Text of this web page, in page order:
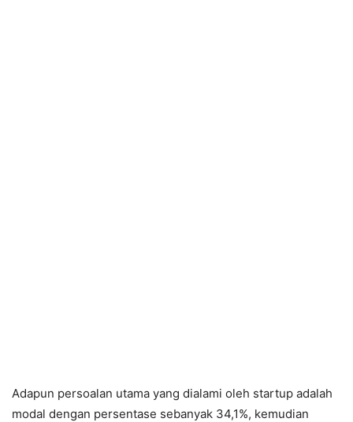
Adapun persoalan utama yang dialami oleh startup adalah
modal dengan persentase sebanyak 34,1%, kemudian